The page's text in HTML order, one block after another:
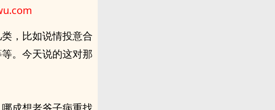
，比如说情投意合
。今天说的这对那